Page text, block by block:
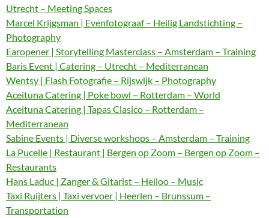
Utrecht – Meeting Spaces
Marcel Krijgsman | Evenfotograaf – Heilig Landstichting –
Photography
Earopener | Storytelling Masterclass – Amsterdam – Training
Baris Event | Catering – Utrecht – Mediterranean
Wentsy | Flash Fotografie – Rijswijk – Photography
Aceituna Catering | Poke bowl – Rotterdam – World
Aceituna Catering | Tapas Clasico – Rotterdam –
Mediterranean
Sabine Events | Diverse workshops – Amsterdam – Training
La Pucelle | Restaurant | Bergen op Zoom – Bergen op Zoom –
Restaurants
Hans Laduc | Zanger & Gitarist – Heiloo – Music
Taxi Ruijters | Taxi vervoer | Heerlen – Brunssum –
Transportation